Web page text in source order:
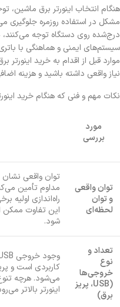
هنگام انتخاب اینورتر برق ماشین،
مشکل در استفاده روزمره جلوگیری
درج‌شده روی دستگاه توجه
سیستم‌های ایمنی و هماهنگی با
موارد قبل از اقدام به خرید
نیاز واقعی داشته باشید و هزینه
نکات مهم و فنی که هنگام خرید
مورد
بررسی
توان واقعی
و توان
لحظه‌ای
توان واقعی نشان
مداوم تأمین
راه‌اندازی اولیه
این تفاوت
شود.
تعداد و
نوع
خروجی‌ها
(USB، پریز
برق)
کاربردی است و
می‌شود. هرچه
اینورتر بالاتر